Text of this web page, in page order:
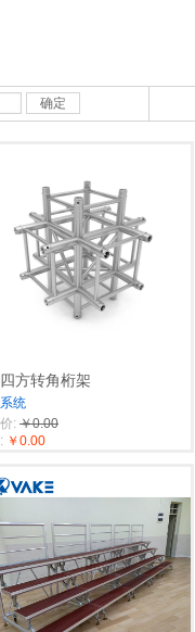
确定
方转角桁架
统
: ￥0.00
￥0.00